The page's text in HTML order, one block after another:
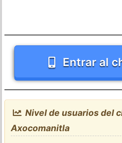
Entrar al
Nivel de usuarios del
Axocomanitla